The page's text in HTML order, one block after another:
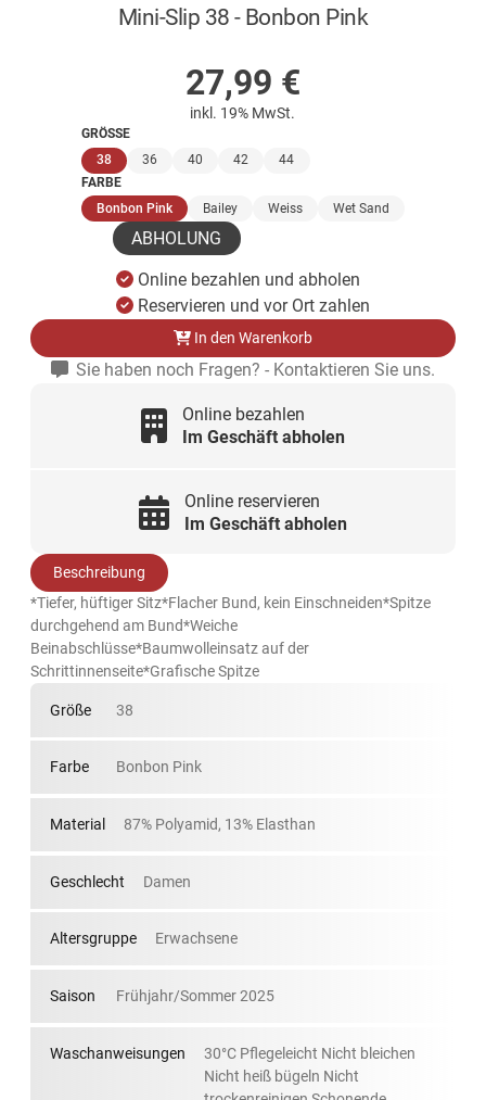
Mini-Slip 38 - Bonbon Pink
27,99 €
inkl. 19% MwSt.
GRÖSSE
38(ausgewählt)
36 40 42
44
FARBE
Bonbon Pink(ausgewählt)
Bailey Weiss Wet Sand
ABHOLUNG
Online bezahlen und abholen
Reservieren und vor Ort zahlen
In den Warenkorb
Sie haben noch Fragen? - Kontaktieren Sie uns.
Online bezahlen
Im Geschäft abholen
Online reservieren
Im Geschäft abholen
Beschreibung
*Tiefer, hüftiger Sitz*Flacher Bund, kein Einschneiden*Spitze
durchgehend am Bund*Weiche
Beinabschlüsse*Baumwolleinsatz auf der
Schrittinnenseite*Grafische Spitze
Größe 38
Farbe Bonbon Pink
Material 87% Polyamid, 13% Elasthan
Geschlecht Damen
Altersgruppe Erwachsene
Saison Frühjahr/Sommer 2025
Waschanweisungen
30°C Pflegeleicht Nicht bleichen
Nicht heiß bügeln Nicht